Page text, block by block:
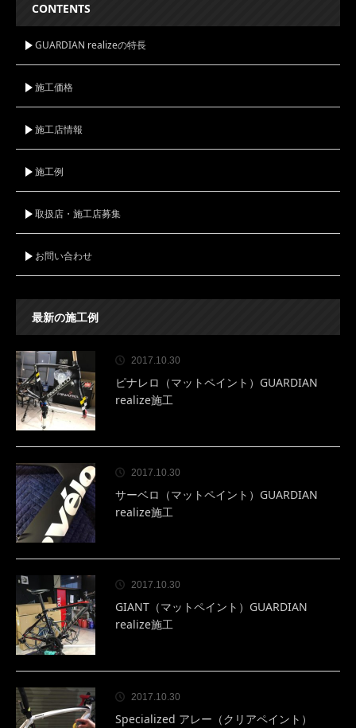
CONTENTS
GUARDIAN realizeの特長
施工価格
施工店情報
施工例
取扱店・施工店募集
お問い合わせ
最新の施工例
2017.10.30
ピナレロ（マットペイント）GUARDIAN
realize施工
2017.10.30
サーベロ（マットペイント）GUARDIAN
realize施工
2017.10.30
GIANT（マットペイント）GUARDIAN
realize施工
2017.10.30
Specialized アレー（クリアペイント）